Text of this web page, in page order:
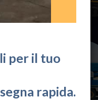
per il tuo
rapida.